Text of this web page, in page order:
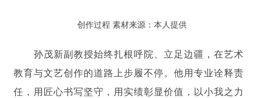
创作过程 素材来源：本人提供
孙茂新副教授始终扎根呼院、立足边疆，在艺术
教育与文艺创作的道路上步履不停。他用专业诠释责
任，用匠心书写坚守，用实绩彰显价值，以小我之力